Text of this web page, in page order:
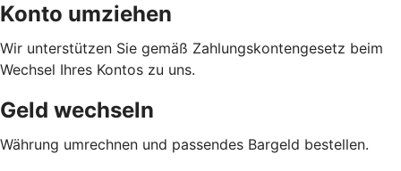
Konto umziehen
Wir unterstützen Sie gemäß Zahlungskontengesetz beim
Wechsel Ihres Kontos zu uns.
Geld wechseln
Währung umrechnen und passendes Bargeld bestellen.